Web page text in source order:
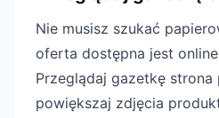
Nie musisz szukać
oferta dostępna jest
Przeglądaj gazetkę strona
powiększaj zdjęcia